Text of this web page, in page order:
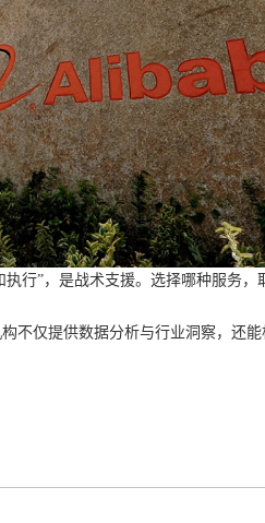
行”，是战术支援。选择哪种服务
不仅提供数据分析与行业洞察，还